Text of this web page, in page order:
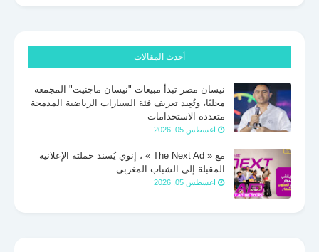
أحدث المقالات
نيسان مصر تبدأ مبيعات "نيسان ماجنيت" المجمعة
محليًا، وتُعِيد تعريف فئة السيارات الرياضية المدمجة
متعددة الاستخدامات
اغسطس 05, 2026
مع « The Next Ad » ، إنوي يُسند حملته الإعلانية
المقبلة إلى الشباب المغربي
اغسطس 05, 2026